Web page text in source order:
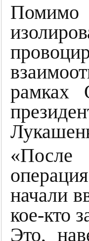
«После
начали
кое-кто
Это,